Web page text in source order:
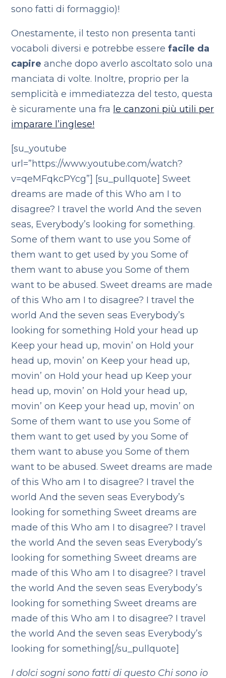
sono fatti di formaggio)!
Onestamente, il testo non presenta tanti
vocaboli diversi e potrebbe esserefacile da
capire anche dopo averlo ascoltato solo una
manciata di volte. Inoltre, proprio per la
semplicità e immediatezza del testo, questa
è sicuramente una fra le canzoni più utili per
imparare l’inglese!
[su_youtube
url=”https://www.youtube.com/watch?
v=qeMFqkcPYcg”] [su_pullquote] Sweet
dreams are made of this Who am I to
disagree? I travel the world And the seven
seas, Everybody’s looking for something.
Some of them want to use you Some of
them want to get used by you Some of
them want to abuse you Some of them
want to be abused. Sweet dreams are made
of this Who am I to disagree? I travel the
world And the seven seas Everybody’s
looking for something Hold your head up
Keep your head up, movin’ on Hold your
head up, movin’ on Keep your head up,
movin’ on Hold your head up Keep your
head up, movin’ on Hold your head up,
movin’ on Keep your head up, movin’ on
Some of them want to use you Some of
them want to get used by you Some of
them want to abuse you Some of them
want to be abused. Sweet dreams are made
of this Who am I to disagree? I travel the
world And the seven seas Everybody’s
looking for something Sweet dreams are
made of this Who am I to disagree? I travel
the world And the seven seas Everybody’s
looking for something Sweet dreams are
made of this Who am I to disagree? I travel
the world And the seven seas Everybody’s
looking for something Sweet dreams are
made of this Who am I to disagree? I travel
the world And the seven seas Everybody’s
looking for something[/su_pullquote]
I dolci sogni sono fatti di questo Chi sono io